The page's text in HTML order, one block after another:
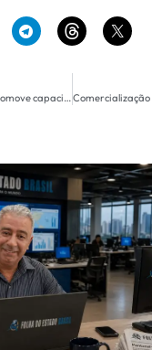
Prefeitura promove capacitação obrigatória para agentes de trânsito e guardas municipais